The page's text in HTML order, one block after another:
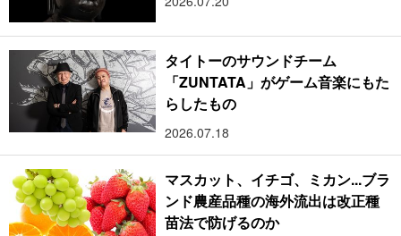
タイトーのサウンドチーム
「ZUNTATA」がゲーム音楽にもた
らしたもの
2026.07.18
マスカット、イチゴ、ミカン...ブラ
ンド農産品種の海外流出は改正種
苗法で防げるのか